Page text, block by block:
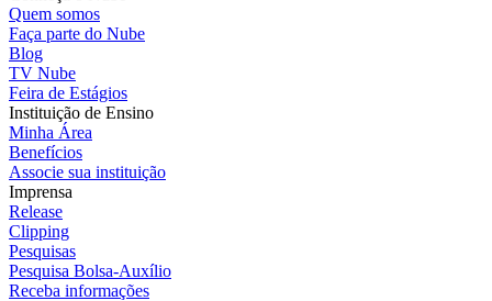
Quem somos
Faça parte do Nube
Blog
TV Nube
Feira de Estágios
Instituição de Ensino
Minha Área
Benefícios
Associe sua instituição
Imprensa
Release
Clipping
Pesquisas
Pesquisa Bolsa-Auxílio
Receba informações